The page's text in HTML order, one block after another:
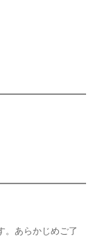
。あらかじめご了